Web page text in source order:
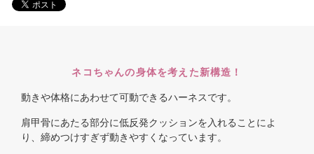
ネコちゃんの身体を考えた新構造！
動きや体格にあわせて可動できるハーネスです。
肩甲骨にあたる部分に低反発クッションを入れることによ
り、締めつけすぎず動きやすくなっています。